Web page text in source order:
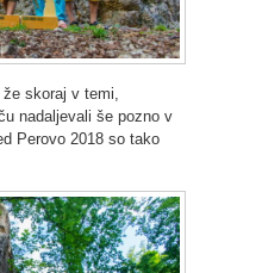
skoraj v temi,
nadaljevali še pozno v
Perovo 2018 so tako